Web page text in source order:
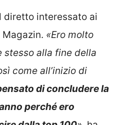
diretto interessato ai
«Ero molto
alla fine della
come all’inizio di
di concludere la
perché ero